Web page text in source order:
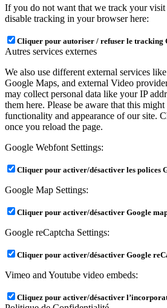
If you do not want that we track your visit
disable tracking in your browser here:
Cliquer pour autoriser / refuser le tracking
Autres services externes
We also use different external services
Google Maps, and external Video
may collect personal data like your IP
them here. Please be aware that this
functionality and appearance of our site.
once you reload the page.
Google Webfont Settings:
Cliquer pour activer/désactiver les polices
Google Map Settings:
Cliquer pour activer/désactiver Google
Google reCaptcha Settings:
Cliquer pour activer/désactiver Google
Vimeo and Youtube video embeds:
Cliquez pour activer/désactiver